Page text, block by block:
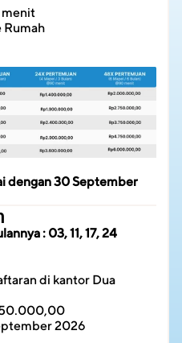
menit
Rumah
dengan 30 September
: 03, 11, 17, 24
di kantor Dua
2026